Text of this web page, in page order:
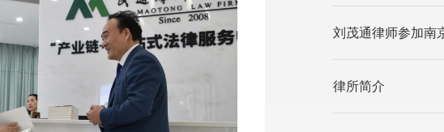
律所简介